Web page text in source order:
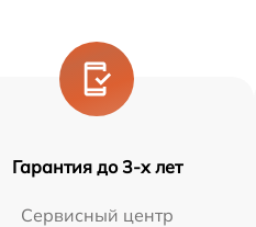
Гарантия до 3-х лет
Сервисный центр